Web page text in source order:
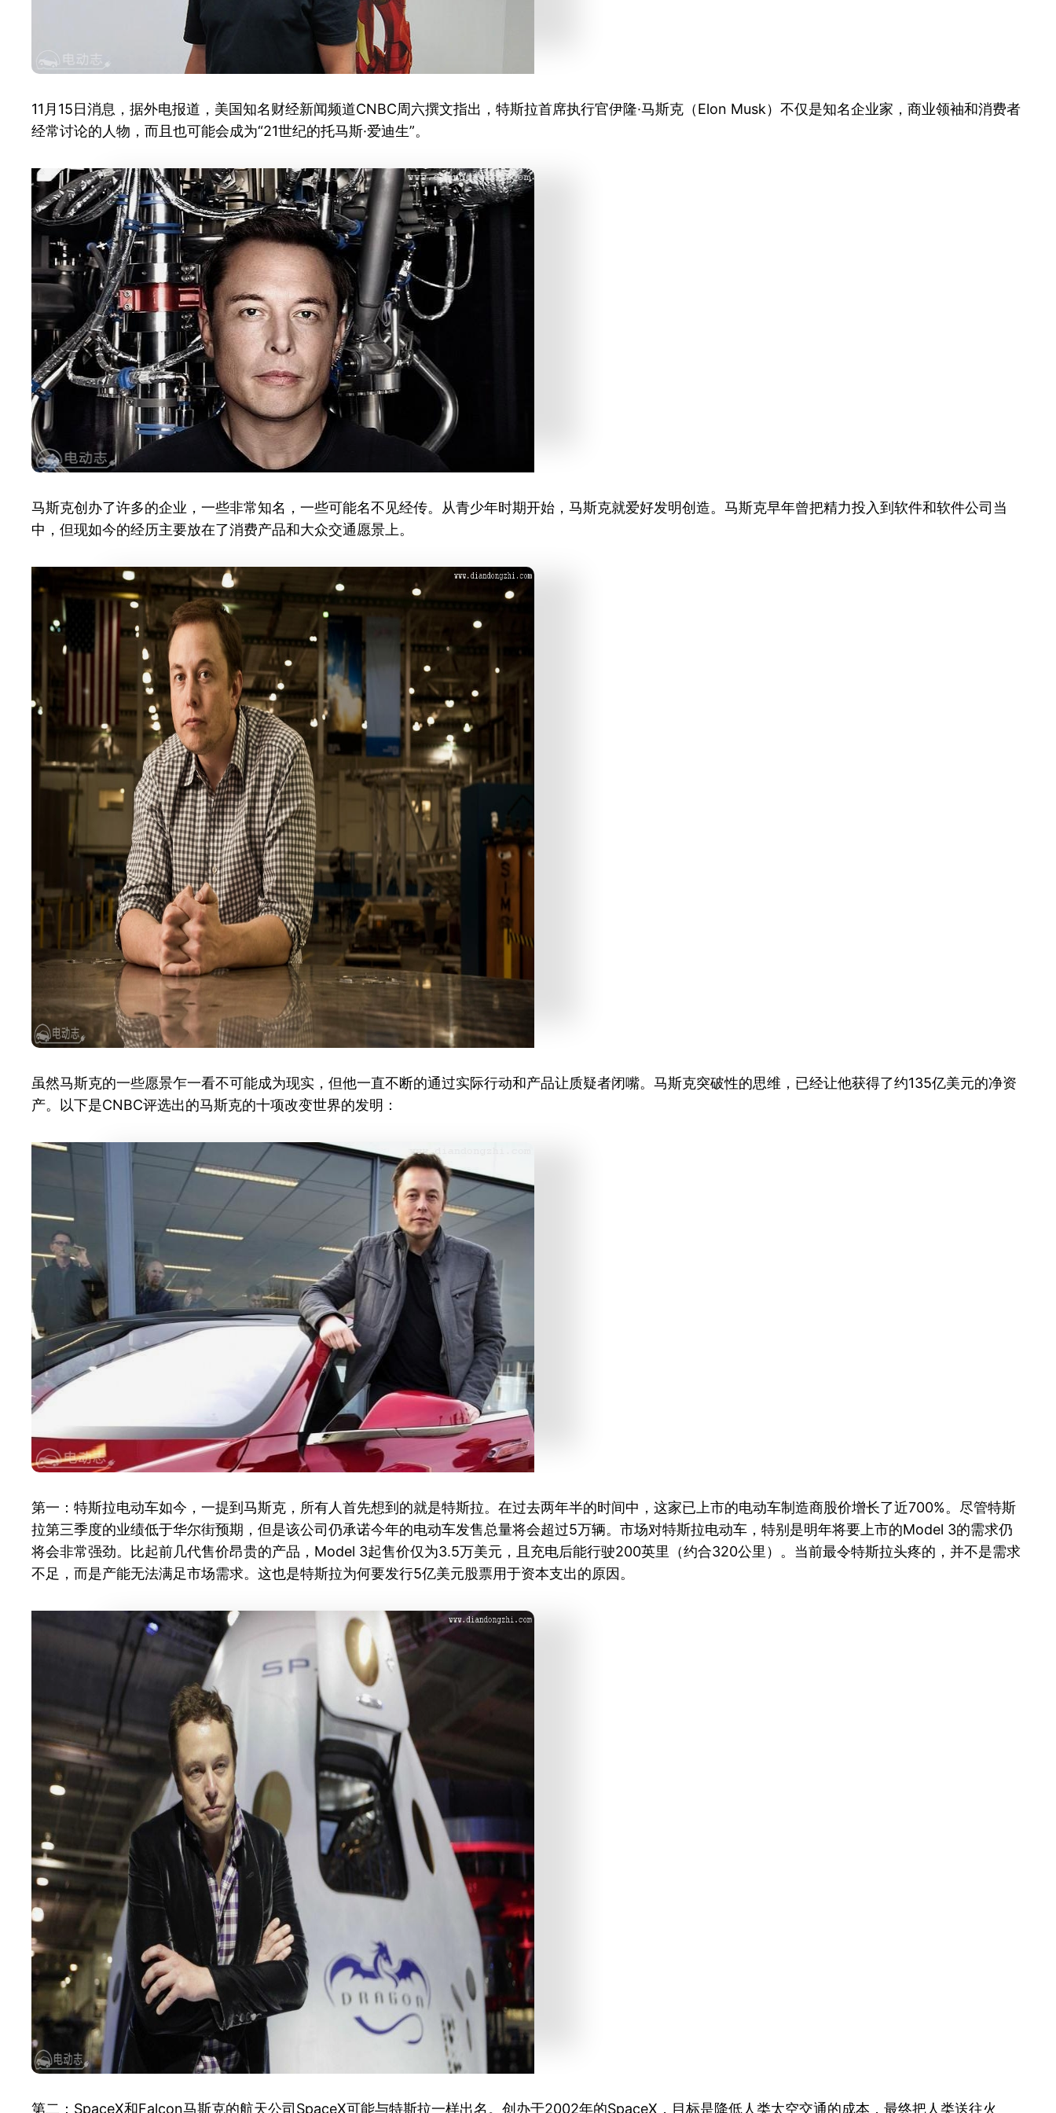
11月15日消息，据外电报道，美国知名财经新闻频道CNBC周六撰文指出，特斯拉首席执行官伊隆·马斯克（Elon Musk）不仅是知名企业家，商业领袖和消费者
经常讨论的人物，而且也可能会成为“21世纪的托马斯·爱迪生”。
马斯克创办了许多的企业，一些非常知名，一些可能名不见经传。从青少年时期开始，马斯克就爱好发明创造。马斯克早年曾把精力投入到软件和软件公司当
中，但现如今的经历主要放在了消费产品和大众交通愿景上。
虽然马斯克的一些愿景乍一看不可能成为现实，但他一直不断的通过实际行动和产品让质疑者闭嘴。马斯克突破性的思维，已经让他获得了约135亿美元的净资
产。以下是CNBC评选出的马斯克的十项改变世界的发明：
第一：特斯拉电动车如今，一提到马斯克，所有人首先想到的就是特斯拉。在过去两年半的时间中，这家已上市的电动车制造商股价增长了近700%。尽管特斯
拉第三季度的业绩低于华尔街预期，但是该公司仍承诺今年的电动车发售总量将会超过5万辆。市场对特斯拉电动车，特别是明年将要上市的Model 3的需求仍
将会非常强劲。比起前几代售价昂贵的产品，Model 3起售价仅为3.5万美元，且充电后能行驶200英里（约合320公里）。当前最令特斯拉头疼的，并不是需求
不足，而是产能无法满足市场需求。这也是特斯拉为何要发行5亿美元股票用于资本支出的原因。
第二：SpaceX和Falcon马斯克的航天公司SpaceX可能与特斯拉一样出名。创办于2002年的SpaceX，目标是降低人类太空交通的成本，最终把人类送往火